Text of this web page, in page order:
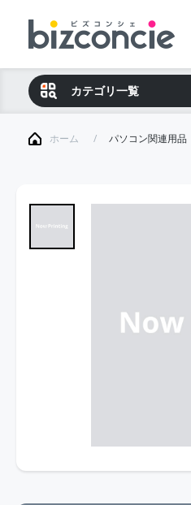
カテゴリ一覧
ホーム パソコン関連用品